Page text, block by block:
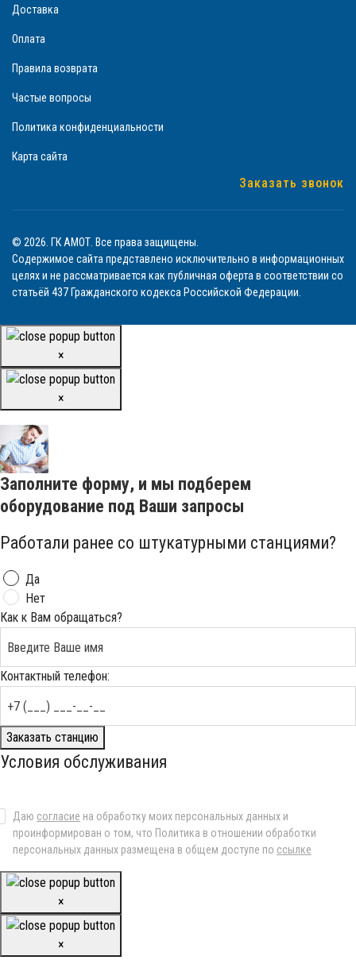
Доставка
Оплата
Правила возврата
Частые вопросы
Политика конфиденциальности
Карта сайта
Заказать звонок
© 2026. ГК АМОТ. Все права защищены.
Содержимое сайта представлено исключительно в информационных
целях и не рассматривается как публичная оферта в соответствии со
статьёй 437 Гражданского кодекса Российской Федерации.
×
×
Заполните форму, и мы подберем
оборудование под Ваши запросы
Работали ранее со штукатурными станциями?
Да
Нет
Как к Вам обращаться?
Контактный телефон:
Заказать станцию
Условия обслуживания
Даю согласие на обработку моих персональных данных и
проинформирован о том, что Политика в отношении обработки
персональных данных размещена в общем доступе по ссылке
×
×